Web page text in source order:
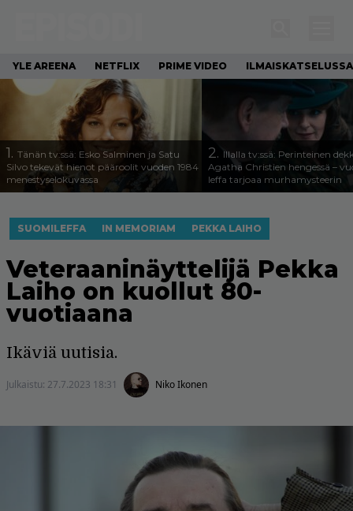
YLE AREENA NETFLIX PRIME VIDEO ILMAISKATSELUSSA
1. Tänän tv:ssä: Esko Salminen ja Satu
Silvo tekevät hienot pääroolit vuoden 1984
menestyselokuvassa
2. Illalla tv:ssä: Perinteinen
Agatha Christien hengessä –
leffa tarjoaa murhamysteerin
SUOMILEFFA IN MEMORIAM PEKKA LAIHO
Veteraaninäyttelijä Pekka
Laiho on kuollut 80-
vuotiaana
Ikäviä uutisia.
Julkaistu: 27.7.2023 18:31 Niko Ikonen